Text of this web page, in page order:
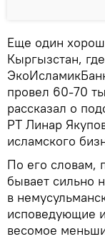
Еще один
Кыргызстан,
провел 60-70
рассказал о
РТ Линар
исламского
По его словам,
бывает сильно
в
исповедующие
весомое